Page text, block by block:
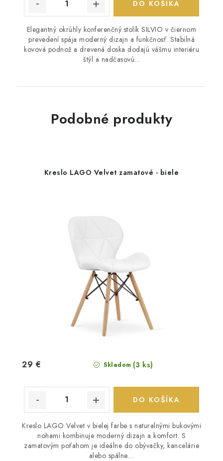
DO KOŠÍKA
Elegantný okrúhly konferenčný stolík SILVIO v čiernom
prevedení spája moderný dizajn a funkčnosť. Stabilná
kovová podnož a drevená doska dodajú vášmu interiéru
štýl a nadčasovú...
Podobné produkty
Kreslo LAGO Velvet zamatové - biele
Skladom (3 ks)
29 €
DO KOŠÍKA
Kreslo LAGO Velvet v bielej farbe s naturalnými bukovými
nohami kombinuje moderný dizajn a komfort. S
zamatovým poťahom je ideálne do obývačky, kancelárie
alebo spálne....